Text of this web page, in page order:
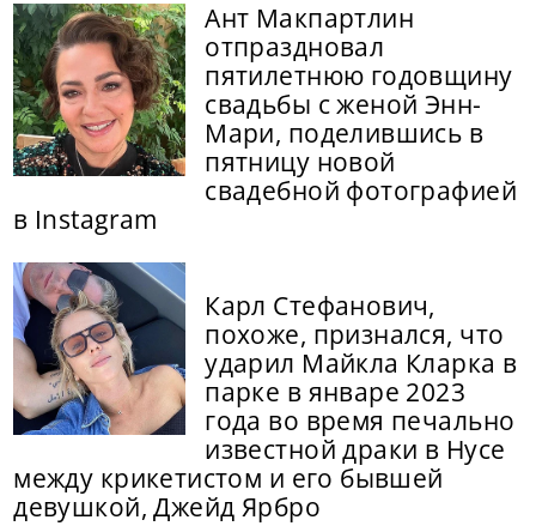
Ант Макпартлин
отпраздновал
пятилетнюю годовщину
свадьбы с женой Энн-
Мари, поделившись в
пятницу новой
свадебной фотографией
в Instagram
Карл Стефанович,
похоже, признался, что
ударил Майкла Кларка в
парке в январе 2023
года во время печально
известной драки в Нусе
между крикетистом и его бывшей
девушкой, Джейд Ярбро